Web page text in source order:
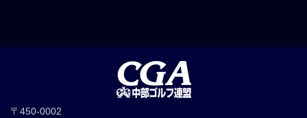
〒450-0002